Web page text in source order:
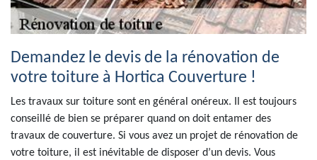
Demandez le devis de la rénovation de
votre toiture à Hortica Couverture !
Les travaux sur toiture sont en général onéreux. Il est toujours
conseillé de bien se préparer quand on doit entamer des
travaux de couverture. Si vous avez un projet de rénovation de
votre toiture, il est inévitable de disposer d’un devis. Vous